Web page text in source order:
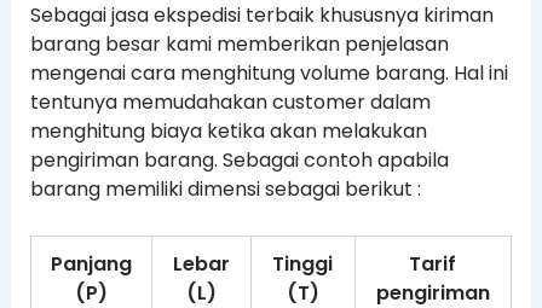
Sebagai jasa ekspedisi terbaik khususnya kiriman
barang besar kami memberikan penjelasan
mengenai cara menghitung volume barang. Hal ini
tentunya memudahakan customer dalam
menghitung biaya ketika akan melakukan
pengiriman barang. Sebagai contoh apabila
barang memiliki dimensi sebagai berikut :
Panjang
(P)
Lebar
(L)
Tinggi
(T)
Tarif
pengiriman